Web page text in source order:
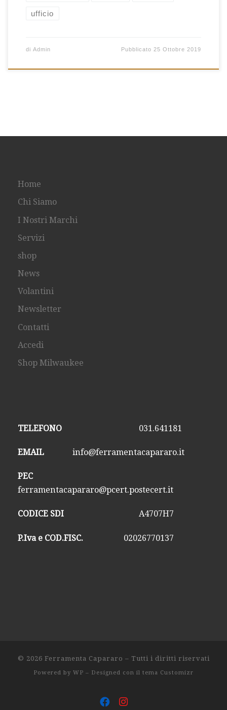
ufficio
di Admin Pubblicato 25 Ottobre 2019
Home
Chi Siamo
I Nostri Marchi
Servizi
shop
News
Volantini
Newsletter
Contatti
Accedi
Shop Milwaukee
TELEFONO 031.641181
EMAILinfo@ferramentacapararo.it
PEC
ferramentacapararo@pcert.postecert.it
CODICE SDIA4707H7
P.Iva e COD.FISC. 02026770137
© 2026 Ferramenta Capararo – Tutti i diritti riservati
Powered by WP – Designed con il tema Customizr